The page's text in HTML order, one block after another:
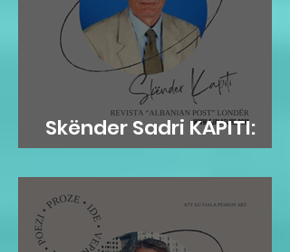
Skënder Sadri KAPITI:
Adem Jashari dhe...